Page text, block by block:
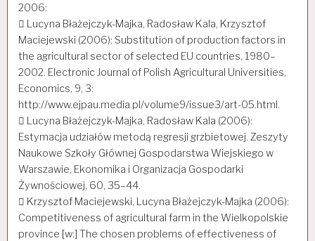
2006:
 Lucyna Błażejczyk-Majka, Radosław Kala, Krzysztof
Maciejewski (2006): Substitution of production factors in
the agricultural sector of selected EU countries, 1980–
2002. Electronic Journal of Polish Agricultural Universities,
Economics, 9, 3:
http://www.ejpau.media.pl/volume9/issue3/art-05.html.
 Lucyna Błażejczyk-Majka, Radosław Kala (2006):
Estymacja udziałów metodą regresji grzbietowej. Zeszyty
Naukowe Szkoły Głównej Gospodarstwa Wiejskiego w
Warszawie, Ekonomika i Organizacja Gospodarki
Żywnościowej, 60, 35–44.
 Krzysztof Maciejewski, Lucyna Błażejczyk-Majka (2006):
Competitiveness of agricultural farm in the Wielkopolskie
province [w:] The chosen problems of effectiveness of